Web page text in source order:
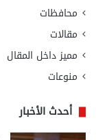
محافظات
مقالات
مميز داخل المقال
منوعات
أحدث الأخبار